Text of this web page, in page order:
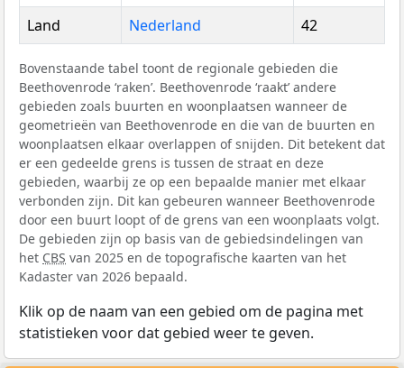
Land Nederland 42
Bovenstaande tabel toont de regionale gebieden die
Beethovenrode ‘raken’. Beethovenrode ‘raakt’ andere
gebieden zoals buurten en woonplaatsen wanneer de
geometrieën van Beethovenrode en die van de buurten en
woonplaatsen elkaar overlappen of snijden. Dit betekent dat
er een gedeelde grens is tussen de straat en deze
gebieden, waarbij ze op een bepaalde manier met elkaar
verbonden zijn. Dit kan gebeuren wanneer Beethovenrode
door een buurt loopt of de grens van een woonplaats volgt.
De gebieden zijn op basis van de gebiedsindelingen van
het CBS van 2025 en de topografische kaarten van het
Kadaster van 2026 bepaald.
Klik op de naam van een gebied om de pagina met
statistieken voor dat gebied weer te geven.